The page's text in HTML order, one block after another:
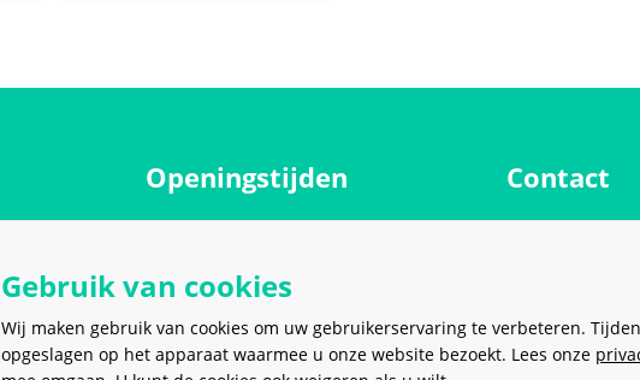
Openingstijden
Dinsdag
9.00 - 17.00 uur
Woensdag
9.00 - 17.00 uur
Donderdag
9.00 - 17.00 uur
Contact
Gebruik van cookies
Wij maken gebruik van cookies om uw gebruikerservaring te verbeteren.
opgeslagen op het apparaat waarmee u onze website bezoekt. Lees onze